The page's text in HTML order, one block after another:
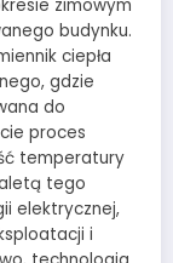
zimowym
budynku.
ciepła
gdzie
do
proces
temperatury
tego
elektrycznej,
i